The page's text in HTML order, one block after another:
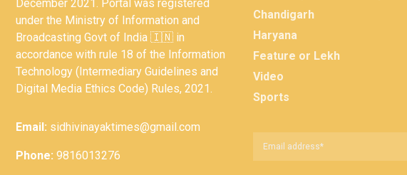
December 2021. Portal was registered
under the Ministry of Information and
Broadcasting Govt of India 🇮🇳 in
accordance with rule 18 of the Information
Technology (Intermediary Guidelines and
Digital Media Ethics Code) Rules, 2021.
Email: sidhivinayaktimes@gmail.com
Phone: 9816013276
Chandigarh
Haryana
Feature or Lekh
Video
Sports